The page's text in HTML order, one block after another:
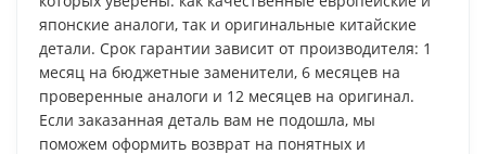
японские аналоги, так и оригинальные китайские
детали. Срок гарантии зависит от производителя: 1
месяц на бюджетные заменители, 6 месяцев на
проверенные аналоги и 12 месяцев на оригинал.
Если заказанная деталь вам не подошла, мы
поможем оформить возврат на понятных и